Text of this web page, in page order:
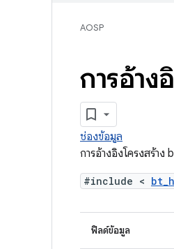
AOSP
การอ้าง
ช่องข้อมูล
การอ้างอิงโครงสร้า
#include <
ฟิลด์ข้อมูล